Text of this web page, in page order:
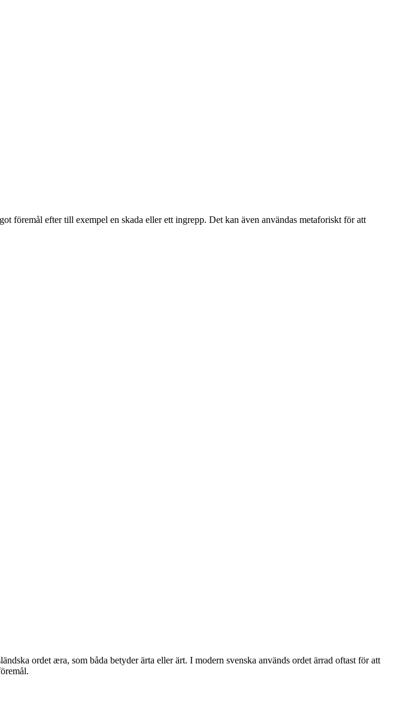
föremål efter till exempel en skada eller ett ingrepp. Det kan även användas metaforiskt för att
ordet ӕra, som båda betyder ärta eller ärt. I modern svenska används ordet ärrad oftast för att